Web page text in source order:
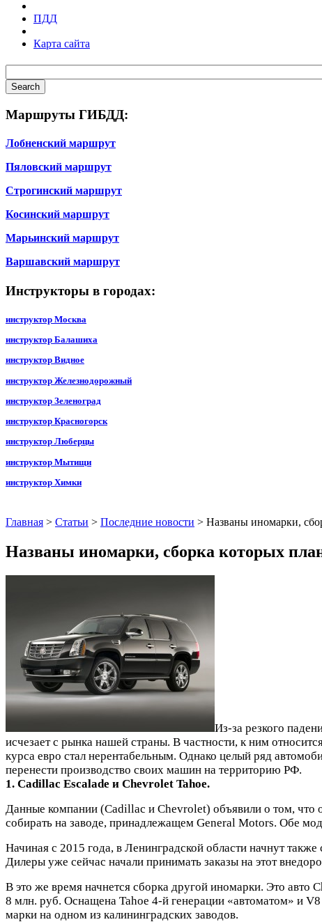
ПДД
Карта сайта
Маршруты ГИБДД:
Лобненский маршрут
Пяловский маршрут
Строгинский маршрут
Косинский маршрут
Марьинский маршрут
Варшавский маршрут
Инструкторы в городах:
инструктор Москва
инструктор Балашиха
инструктор Видное
инструктор Железнодорожный
инструктор Зеленоград
инструктор Красногорск
инструктор Люберцы
инструктор Мытищи
инструктор Химки
Главная > Статьи > Последние новости > Названы иномарки,
Названы иномарки, сборка которых
Из-за резкого
исчезает с рынка нашей страны. В частности, к ним
курса евро стал нерентабельным. Однако целый ряд
перенести производство своих машин на территорию РФ.
1. Cadillac Escalade и Chevrolet Tahoe.
Данные компании (Cadillac и Chevrolet) объявили о том, что
собирать на заводе, принадлежащем General Motors. Обе
Начиная с 2015 года, в Ленинградской области начнут
Дилеры уже сейчас начали принимать заказы на этот
В это же время начнется сборка другой иномарки. Это
8 млн. руб. Оснащена Tahoe 4-й генерации «автоматом» и
марки на одном из калининградских заводов.